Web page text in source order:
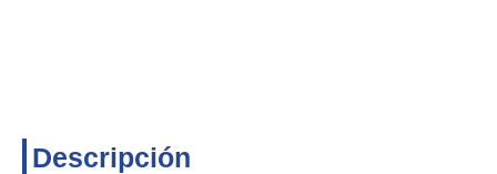
Descripción